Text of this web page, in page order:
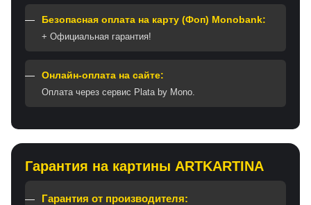
Безопасная оплата на карту (Фоп) Monobank:
+ Официальная гарантия!
Онлайн-оплата на сайте:
Оплата через сервис Plata by Mono.
Гарантия на картины ARTKARTINA
Гарантия от производителя: